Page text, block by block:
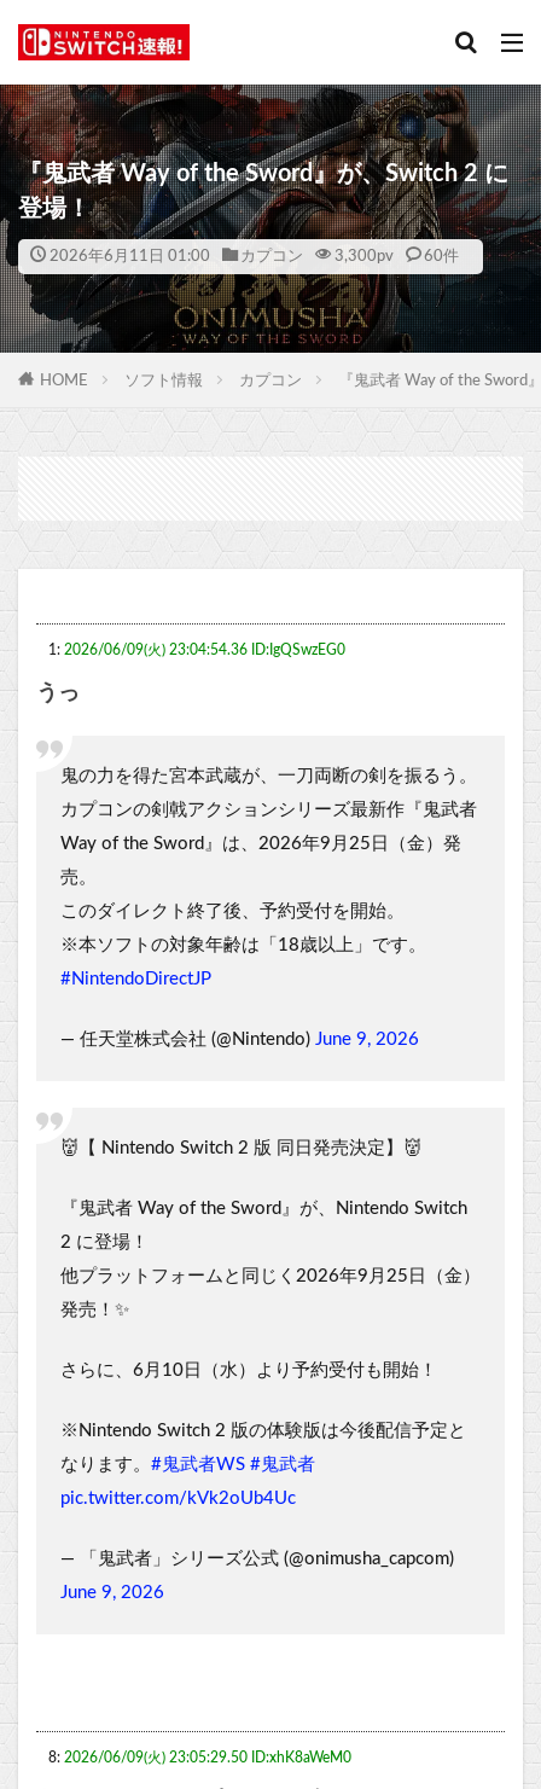
『鬼武者 Way of the Sword』が、Switch 2 に
登場！
2026年6月11日 01:00 カプコン 3,300pv 60件
HOME ソフト情報 カプコン 『鬼武者 Way of the Sword
1: 2026/06/09(火) 23:04:54.36 ID:IgQSwzEG0
うっ
鬼の力を得た宮本武蔵が、一刀両断の剣を振るう。
カプコンの剣戟アクションシリーズ最新作『鬼武者
Way of the Sword』は、2026年9月25日（金）発
売。
このダイレクト終了後、予約受付を開始。
※本ソフトの対象年齢は「18歳以上」です。
#NintendoDirectJP
— 任天堂株式会社 (@Nintendo) June 9, 2026
👹【 Nintendo Switch 2 版 同日発売決定】👹
『鬼武者 Way of the Sword』が、Nintendo Switch
2 に登場！
他プラットフォームと同じく2026年9月25日（金）
発売！✨
さらに、6月10日（水）より予約受付も開始！
※Nintendo Switch 2 版の体験版は今後配信予定と
なります。 #鬼武者WS #鬼武者
pic.twitter.com/kVk2oUb4Uc
— 「鬼武者」シリーズ公式 (@onimusha_capcom)
June 9, 2026
8: 2026/06/09(火) 23:05:29.50 ID:xhK8aWeM0